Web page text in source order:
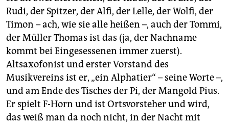
Rudi, der Spitzer, der Alfi, der Lelle, der Wolfi, der
Timon – ach, wie sie alle heißen –, auch der Tommi,
der Müller Thomas ist das (ja, der Nachname
kommt bei Eingesessenen immer zuerst).
Altsaxofonist und erster Vorstand des
Musikvereins ist er, „ein Alphatier“ – seine Worte –,
und am Ende des Tisches der Pi, der Mangold Pius.
Er spielt F-Horn und ist Ortsvorsteher und wird,
das weiß man da noch nicht, in der Nacht mit